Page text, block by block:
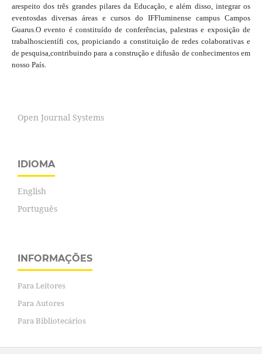
arespeito dos três grandes pilares da Educação, e além disso, integrar os
eventosdas diversas áreas e cursos do IFFluminense campus Campos
Guarus.O evento é constituído de conferências, palestras e exposição de
trabalhoscientífi cos, propiciando a constituição de redes colaborativas e
de pesquisa,contribuindo para a construção e difusão de conhecimentos em
nosso País.
Open Journal Systems
IDIOMA
English
Português
INFORMAÇÕES
Para Leitores
Para Autores
Para Bibliotecários